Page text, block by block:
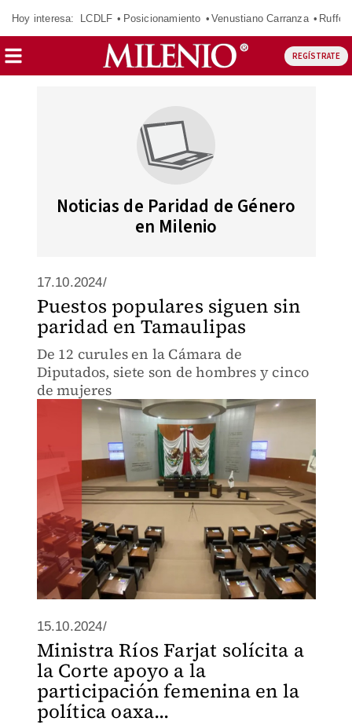
Hoy interesa: LCDLF Posicionamiento Venustiano Carranza Ruffo
REGÍSTRATE
Noticias de Paridad de Género
en Milenio
17.10.2024/
Puestos populares siguen sin
paridad en Tamaulipas
De 12 curules en la Cámara de
Diputados, siete son de hombres y cinco
de mujeres
15.10.2024/
Ministra Ríos Farjat solícita a
la Corte apoyo a la
participación femenina en la
política oaxa...